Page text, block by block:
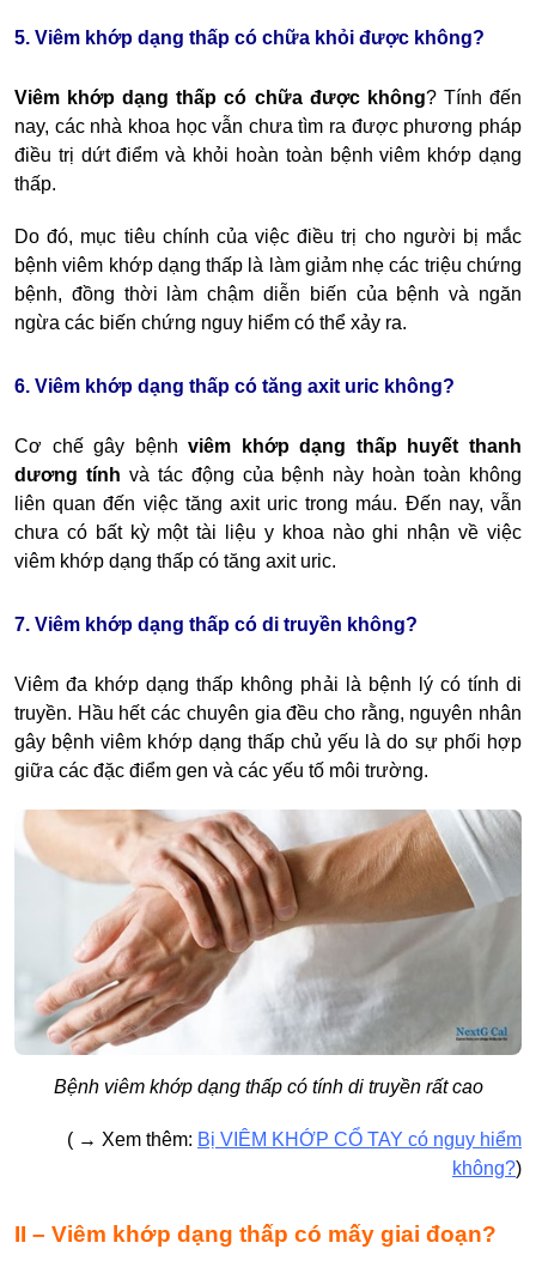
5. Viêm khớp dạng thấp có chữa khỏi được không?
Viêm khớp dạng thấp có chữa được không? Tính đến
nay, các nhà khoa học vẫn chưa tìm ra được phương pháp
điều trị dứt điểm và khỏi hoàn toàn bệnh viêm khớp dạng
thấp.
Do đó, mục tiêu chính của việc điều trị cho người bị mắc
bệnh viêm khớp dạng thấp là làm giảm nhẹ các triệu chứng
bệnh, đồng thời làm chậm diễn biến của bệnh và ngăn
ngừa các biến chứng nguy hiểm có thể xảy ra.
6. Viêm khớp dạng thấp có tăng axit uric không?
Cơ chế gây bệnhviêm khớp dạng thấp huyết thanh
dương tính và tác động của bệnh này hoàn toàn không
liên quan đến việc tăng axit uric trong máu. Đến nay, vẫn
chưa có bất kỳ một tài liệu y khoa nào ghi nhận về việc
viêm khớp dạng thấp có tăng axit uric.
7. Viêm khớp dạng thấp có di truyền không?
Viêm đa khớp dạng thấp không phải là bệnh lý có tính di
truyền. Hầu hết các chuyên gia đều cho rằng, nguyên nhân
gây bệnh viêm khớp dạng thấp chủ yếu là do sự phối hợp
giữa các đặc điểm gen và các yếu tố môi trường.
Bệnh viêm khớp dạng thấp có tính di truyền rất cao
( → Xem thêm: Bị VIÊM KHỚP CỔ TAY có nguy hiểm
không?)
II – Viêm khớp dạng thấp có mấy giai đoạn?